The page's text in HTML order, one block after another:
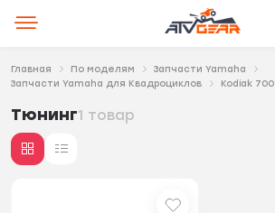
Главная По моделям
Запчасти Yamaha
Запчасти Yamaha для Квадроциклов
Kodiak 700
Тюнинг1 товар